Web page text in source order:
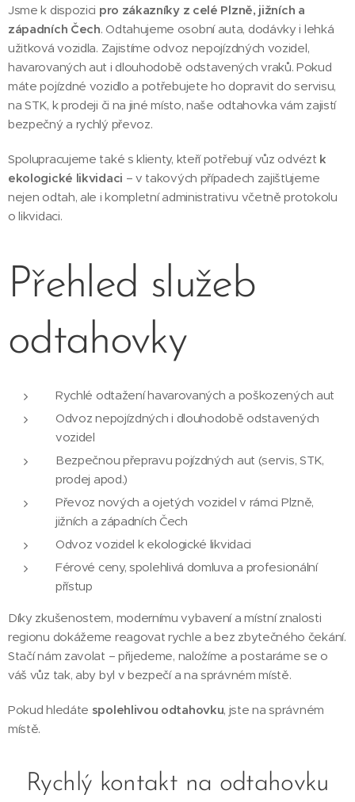
Jsme k dispozici pro zákazníky z celé Plzně, jižních a
západních Čech. Odtahujeme osobní auta, dodávky i lehká
užitková vozidla. Zajistíme odvoz nepojízdných vozidel,
havarovaných aut i dlouhodobě odstavených vraků. Pokud
máte pojízdné vozidlo a potřebujete ho dopravit do servisu,
na STK, k prodeji či na jiné místo, naše odtahovka vám zajistí
bezpečný a rychlý převoz.
Spolupracujeme také s klienty, kteří potřebují vůz odvézt k
ekologické likvidaci – v takových případech zajišťujeme
nejen odtah, ale i kompletní administrativu včetně protokolu
o likvidaci.
Přehled služeb
odtahovky
Rychlé odtažení havarovaných a poškozených aut
Odvoz nepojízdných i dlouhodobě odstavených
vozidel
Bezpečnou přepravu pojízdných aut (servis, STK,
prodej apod.)
Převoz nových a ojetých vozidel v rámci Plzně,
jižních a západních Čech
Odvoz vozidel k ekologické likvidaci
Férové ceny, spolehlivá domluva a profesionální
přístup
Díky zkušenostem, modernímu vybavení a místní znalosti
regionu dokážeme reagovat rychle a bez zbytečného čekání.
Stačí nám zavolat – přijedeme, naložíme a postaráme se o
váš vůz tak, aby byl v bezpečí a na správném místě.
Pokud hledáte spolehlivou odtahovku, jste na správném
místě.
Rychlý kontakt na odtahovku